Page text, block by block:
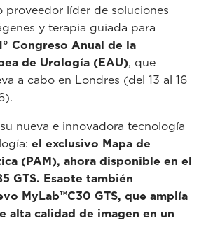
proveedor líder de soluciones
y terapia guiada para
Congreso Anual de la
de Urología (EAU), que
a cabo en Londres (del 13 al 16
su nueva e innovadora tecnología
el exclusivo Mapa de
(PAM), ahora disponible en el
GTS. Esaote también
MyLab™C30 GTS, que amplía
alta calidad de imagen en un